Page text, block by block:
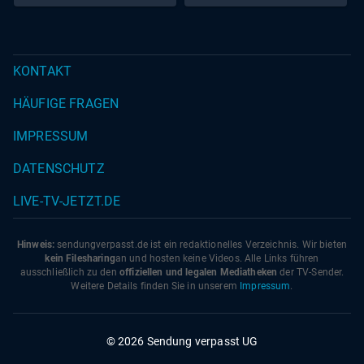
3 Minuten unter ständigem Rühren köcheln lassen. -
Salzen, den Algenessig hinzufügen und 2 Minuten im
Ofen fertig garen.- Den Lachs herausnehmen und auf
dem Teller anrichten. Nach Belieben mit frischem Fenchel
servieren.
KONTAKT
HÄUFIGE FRAGEN
IMPRESSUM
DATENSCHUTZ
LIVE-TV-JETZT.DE
Hinweis: sendungverpasst.de ist ein redaktionelles Verzeichnis. Wir bieten
kein Filesharingan und hosten keine Videos. Alle Links führen
ausschließlich zu den offiziellen und legalen Mediatheken der TV-Sender.
Weitere Details finden Sie in unserem Impressum.
© 2026 Sendung verpasst UG